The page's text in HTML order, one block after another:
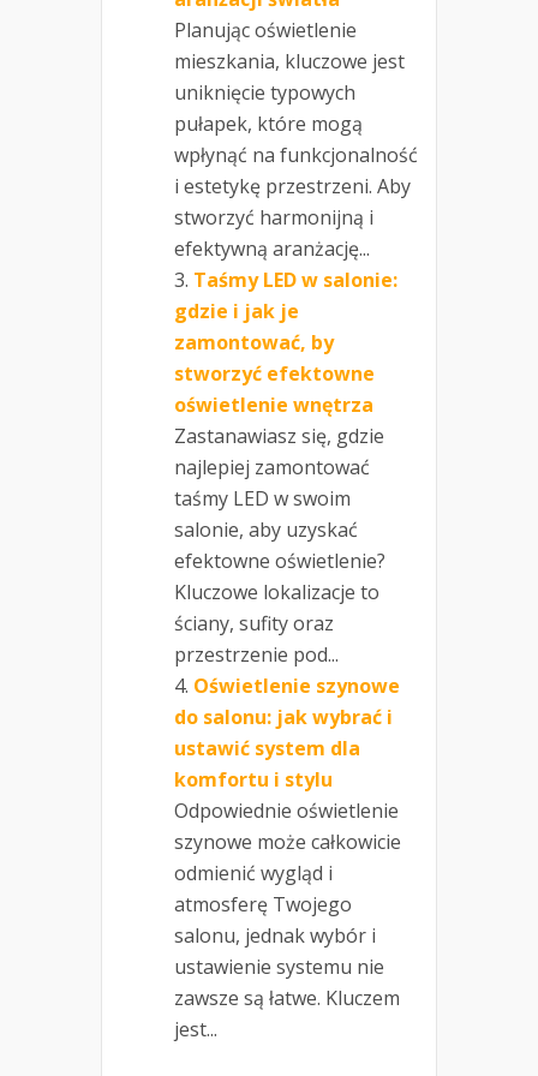
Planując oświetlenie
mieszkania, kluczowe jest
uniknięcie typowych
pułapek, które mogą
wpłynąć na funkcjonalność
i estetykę przestrzeni. Aby
stworzyć harmonijną i
efektywną aranżację...
Taśmy LED w salonie:
gdzie i jak je
zamontować, by
stworzyć efektowne
oświetlenie wnętrza
Zastanawiasz się, gdzie
najlepiej zamontować
taśmy LED w swoim
salonie, aby uzyskać
efektowne oświetlenie?
Kluczowe lokalizacje to
ściany, sufity oraz
przestrzenie pod...
Oświetlenie szynowe
do salonu: jak wybrać i
ustawić system dla
komfortu i stylu
Odpowiednie oświetlenie
szynowe może całkowicie
odmienić wygląd i
atmosferę Twojego
salonu, jednak wybór i
ustawienie systemu nie
zawsze są łatwe. Kluczem
jest...